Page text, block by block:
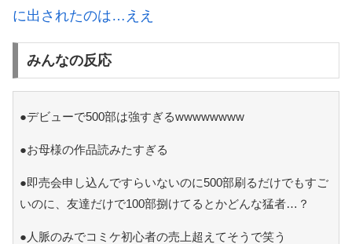
に出されたのは…ええ
みんなの反応
●デビューで500部は強すぎるwwwwwwww
●お母様の作品読みたすぎる
●即売会申し込んですらいないのに500部刷るだけでもすご
いのに、友達だけで100部捌けてるとかどんな猛者…？
●人脈のみでコミケ初心者の売上超えてそうで笑う